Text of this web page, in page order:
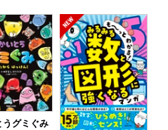
うグミぐみ